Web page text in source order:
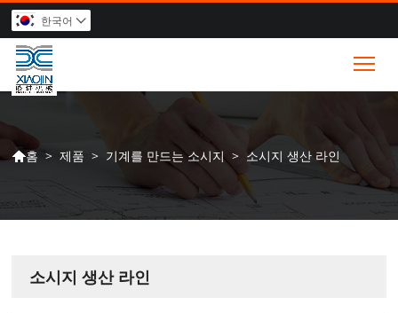
한국어 
홈 > 제품 > 기계를 만드는 소시지 > 소시지 생산 라인
소시지 생산 라인